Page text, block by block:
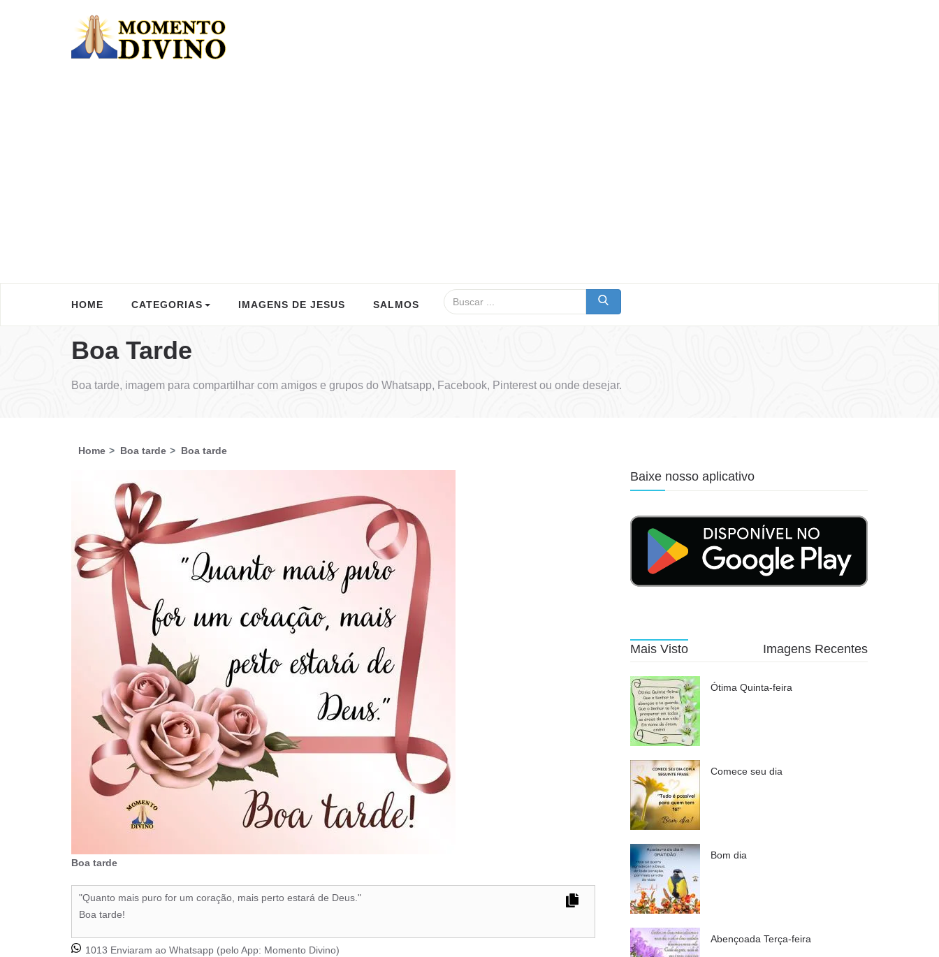
HOME CATEGORIAS IMAGENS DE JESUS SALMOS
Boa Tarde
Boa tarde, imagem para compartilhar com amigos e grupos do Whatsapp, Facebook, Pinterest ou onde desejar.
Home Boa tarde Boa tarde
Boa tarde
"Quanto mais puro for um coração, mais perto estará de Deus."
Boa tarde!
1013 Enviaram ao Whatsapp (pelo App: Momento Divino)
Baixe nosso aplicativo
Mais Visto Imagens Recentes
Ótima Quinta-feira
Comece seu dia
Bom dia
Abençoada Terça-feira